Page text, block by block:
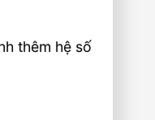
thêm hệ số